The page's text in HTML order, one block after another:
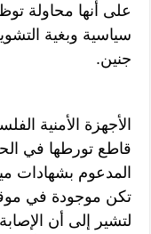
على أنها محاولة
سياسية وبغية
جنين.
الأجهزة الأمنية
قاطع تورطها في
المدعوم بشهادات
تكن موجودة في
لتشير إلى أن